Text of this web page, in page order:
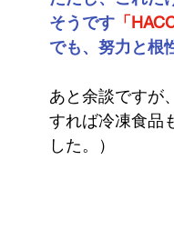
そうです 「
でも、努力と根
あと余談ですが
すれば冷凍食品
した。）